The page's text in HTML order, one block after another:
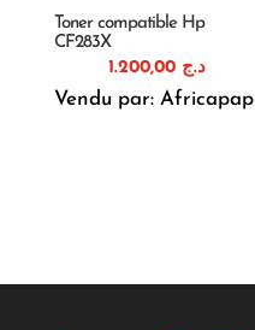
Toner compatible Hp
CF283X
د.ج
Vendu par: Africapap